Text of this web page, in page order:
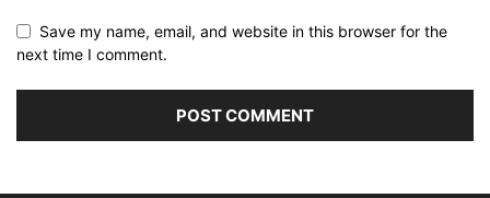
Save my name, email, and website in this browser for the
next time I comment.